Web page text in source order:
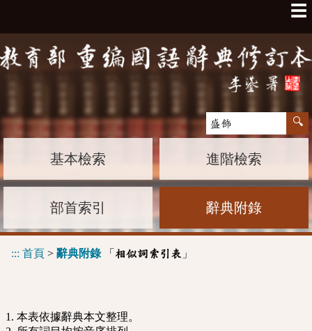
☰
基本檢索 進階檢索
部首索引 辭典附錄
::: 首頁 > 辭典附錄「 相似詞索引表 」
1. 本表依據辭典本文整理。